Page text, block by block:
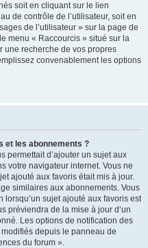
soit en cliquant sur le lien
de contrôle de l’utilisateur, soit en
de l’utilisateur » sur la page de
menu « Raccourcis » situé sur la
une recherche de vos propres
convenablement les options
et les abonnements ?
permettait d’ajouter un sujet aux
votre navigateur internet. Vous ne
ajouté aux favoris était mis à jour.
similaires aux abonnements. Vous
sujet ajouté aux favoris est
préviendra de la mise à jour d’un
Les options de notification des
depuis le panneau de
du forum ».